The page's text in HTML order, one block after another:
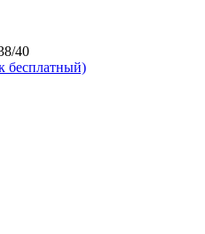
40
бесплатный)